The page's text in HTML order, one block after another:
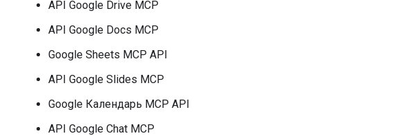
API Google Drive MCP
API Google Docs MCP
Google Sheets MCP API
API Google Slides MCP
Google Календарь MCP API
API Google Chat MCP